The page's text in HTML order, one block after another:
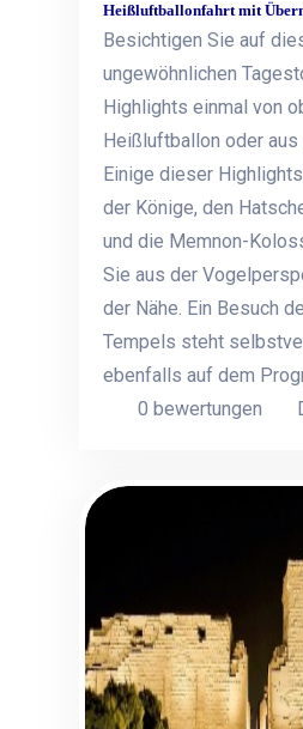
Heißluftballonfahrt mit
Besichtigen Sie auf
ungewöhnlichen
Highlights einmal von
Heißluftballon oder aus
Einige dieser
der Könige, den
und die Memnon-
Sie aus der
der Nähe. Ein Besuch
Tempels steht
ebenfalls auf dem
0 bewertungen